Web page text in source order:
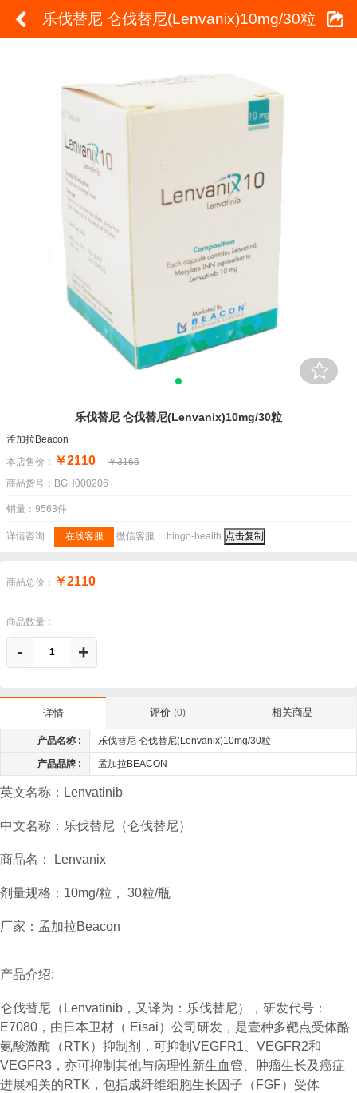
乐伐替尼 仑伐替尼(Lenvanix)10mg/30粒
乐伐替尼 仑伐替尼(Lenvanix)10mg/30粒
孟加拉Beacon
本店售价： ￥2110
￥3165
商品货号：BGH000206
销量：9563件
详情咨询： 在线客服 微信客服： bingo-health 点击复制
商品总价： ￥2110
商品数量：
- +
详情 评价 (0) 相关商品
产品名称 : 乐伐替尼 仑伐替尼(Lenvanix)10mg/30粒
产品品牌 : 孟加拉BEACON
英文名称：Lenvatinib
中文名称：乐伐替尼（仑伐替尼）
商品名： Lenvanix
剂量规格：10mg/粒， 30粒/瓶
厂家：孟加拉Beacon
产品介绍:
仑伐替尼（Lenvatinib，又译为：乐伐替尼），研发代号：
E7080，由日本卫材（ Eisai）公司研发，是壹种多靶点受体酪
氨酸激酶（RTK）抑制剂，可抑制VEGFR1、VEGFR2和
VEGFR3，亦可抑制其他与病理性新生血管、肿瘤生长及癌症
进展相关的RTK，包括成纤维细胞生长因子（FGF）受体